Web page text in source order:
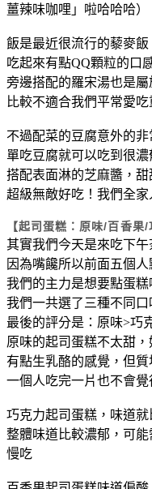
薑辣味咖哩」啦哈哈哈）
飯是最近很流行的藜麥飯
吃起來有點QQ顆粒的口
旁邊搭配的羅宋湯也是
比較不適合我們平常愛
不過配菜的豆腐意外的非
單吃豆腐就可以吃到很
搭配表面淋的芝麻醬，甜
超級無敵好吃！我們全
【起司蛋糕：原味/百香果
其實我們今天是來吃下午
因為嘴饞所以前面五個
我們的主力是想要點蛋糕
我們一共選了三種不同
最後的評分是：原味>巧
原味的起司蛋糕不太甜
有點生乳酪的感覺，但
一個人吃完一片也不會覺
巧克力起司蛋糕，味道
整體味道比較濃郁，可
慢吃